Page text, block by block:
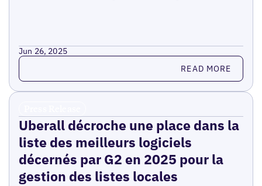
Jun 26, 2025
Read more READ MORE
Uberall décroche une place dans la
liste des meilleurs logiciels
décernés par G2 en 2025 pour la
gestion des listes locales